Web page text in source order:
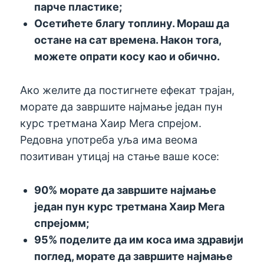
парче пластике;
Осетићете благу топлину. Мораш да
остане на сат времена. Након тога,
можете опрати косу као и обично.
Ако желите да постигнете ефекат трајан,
морате да завршите најмање један пун
курс третмана Хаир Мега спрејом.
Редовна употреба уља има веома
позитиван утицај на стање ваше косе:
90% морате да завршите најмање
један пун курс третмана Хаир Мега
спрејомм;
95% поделите да им коса има здравији
поглед, морате да завршите најмање